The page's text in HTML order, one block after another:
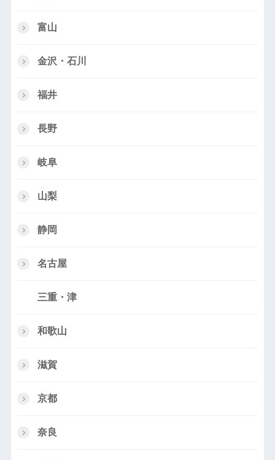
富山
金沢・石川
福井
長野
岐阜
山梨
静岡
名古屋
三重・津
和歌山
滋賀
京都
奈良